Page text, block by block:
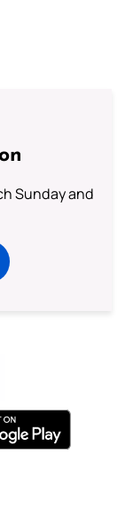
Sunday and